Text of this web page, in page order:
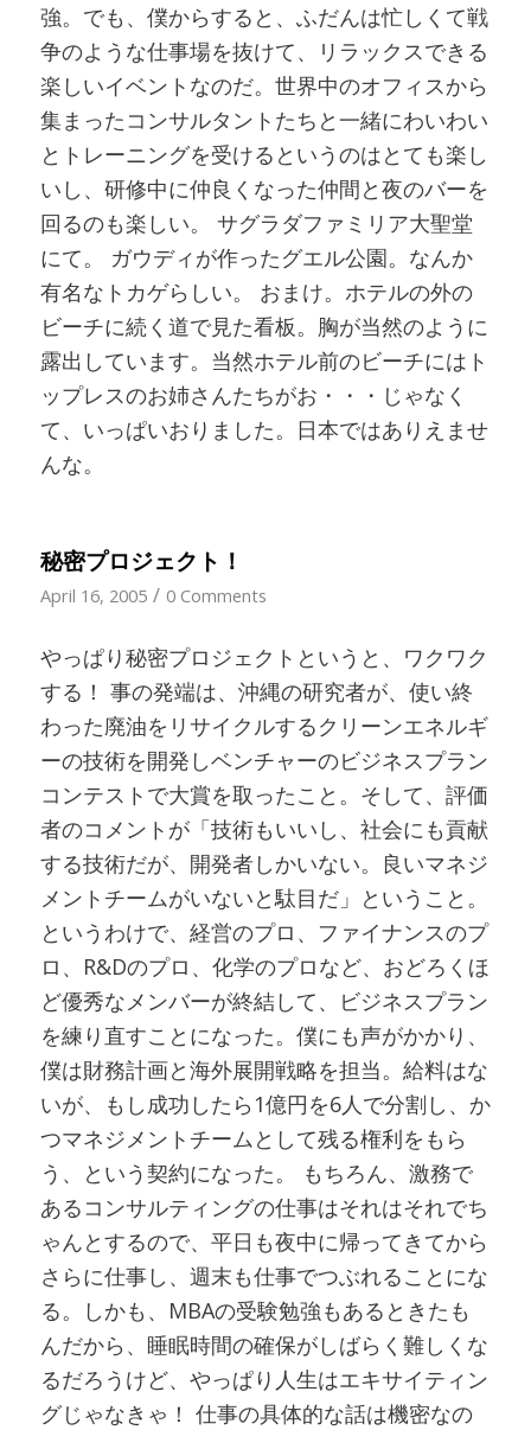
強。でも、僕からすると、ふだんは忙しくて戦
争のような仕事場を抜けて、リラックスできる
楽しいイベントなのだ。世界中のオフィスから
集まったコンサルタントたちと一緒にわいわい
とトレーニングを受けるというのはとても楽し
いし、研修中に仲良くなった仲間と夜のバーを
回るのも楽しい。 サグラダファミリア大聖堂
にて。 ガウディが作ったグエル公園。なんか
有名なトカゲらしい。 おまけ。ホテルの外の
ビーチに続く道で見た看板。胸が当然のように
露出しています。当然ホテル前のビーチにはト
ップレスのお姉さんたちがお・・・じゃなく
て、いっぱいおりました。日本ではありえませ
んな。
秘密プロジェクト！
April 16, 2005 / 0 Comments
やっぱり秘密プロジェクトというと、ワクワク
する！ 事の発端は、沖縄の研究者が、使い終
わった廃油をリサイクルするクリーンエネルギ
ーの技術を開発しベンチャーのビジネスプラン
コンテストで大賞を取ったこと。そして、評価
者のコメントが「技術もいいし、社会にも貢献
する技術だが、開発者しかいない。良いマネジ
メントチームがいないと駄目だ」ということ。
というわけで、経営のプロ、ファイナンスのプ
ロ、R&Dのプロ、化学のプロなど、おどろくほ
ど優秀なメンバーが終結して、ビジネスプラン
を練り直すことになった。僕にも声がかかり、
僕は財務計画と海外展開戦略を担当。給料はな
いが、もし成功したら1億円を6人で分割し、か
つマネジメントチームとして残る権利をもら
う、という契約になった。 もちろん、激務で
あるコンサルティングの仕事はそれはそれでち
ゃんとするので、平日も夜中に帰ってきてから
さらに仕事し、週末も仕事でつぶれることにな
る。しかも、MBAの受験勉強もあるときたも
んだから、睡眠時間の確保がしばらく難しくな
るだろうけど、やっぱり人生はエキサイティン
グじゃなきゃ！ 仕事の具体的な話は機密なの